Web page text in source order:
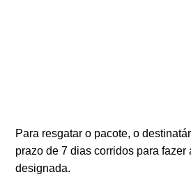
Para resgatar o pacote, o
prazo de 7 dias corridos para fazer
designada.